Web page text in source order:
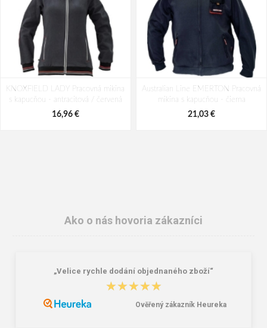
KNOXFIELD LADY Pracovná mikina
s kapucňou - antracitová / červená
16,96 €
Australian Line EMERTON Pracovná
mikina s kapucňou - čierna
21,03 €
Promodoro Pánske tričko bio
10,77 €
Kariban K425 Dámska softshellová
8,44 € 19,89 €
Ako o nás hovoria zákazníci
„Velice rychle dodání objednaného zboží“
★★★★★
★★★★★
Ověřený zákazník Heureka